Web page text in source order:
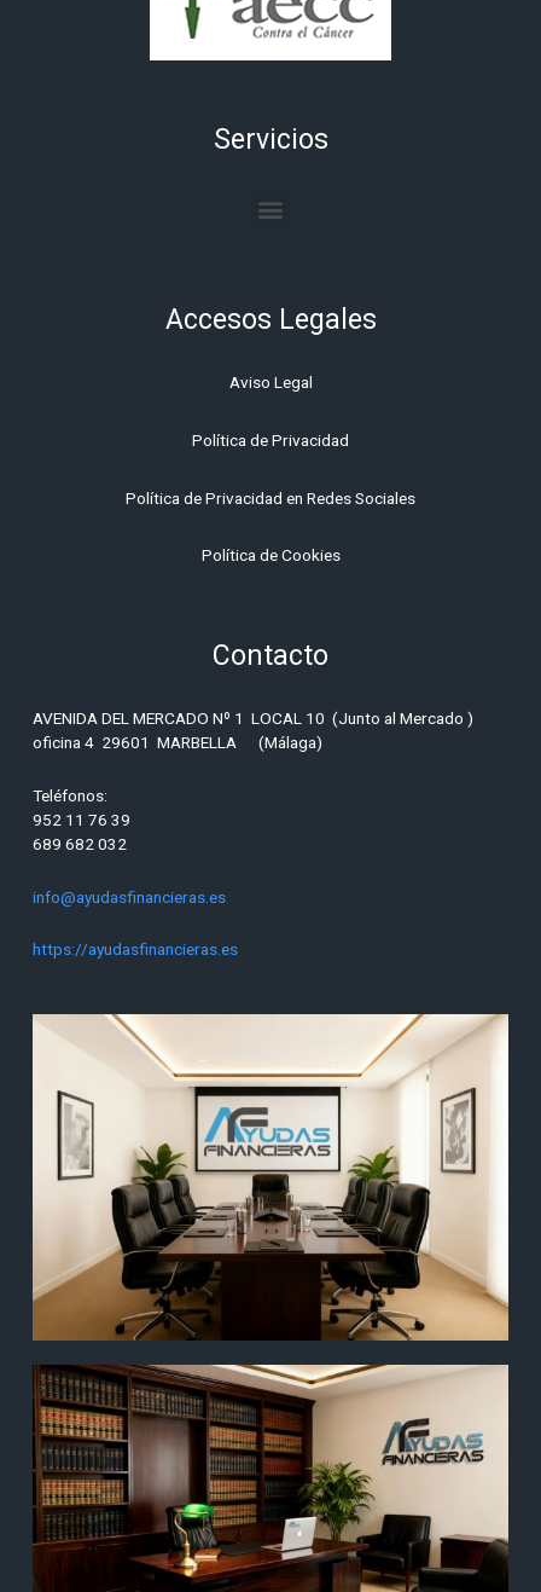
Servicios
Menu
Accesos Legales
Aviso Legal
Política de Privacidad
Política de Privacidad en Redes Sociales
Política de Cookies
Contacto
AVENIDA DEL MERCADO Nº 1 LOCAL 10 (Junto al Mercado )
oficina 4 29601 MARBELLA (Málaga)
Teléfonos:
952 11 76 39
689 682 032
info@ayudasfinancieras.es
https://ayudasfinancieras.es